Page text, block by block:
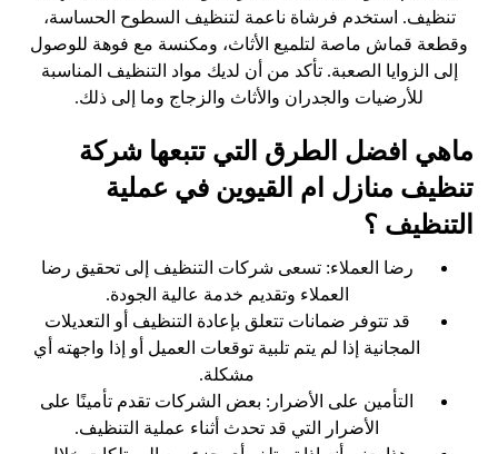
تنظيف. استخدم فرشاة ناعمة لتنظيف السطوح الحساسة،
وقطعة قماش ماصة لتلميع الأثاث، ومكنسة مع فوهة للوصول
إلى الزوايا الصعبة. تأكد من أن لديك مواد التنظيف المناسبة
للأرضيات والجدران والأثاث والزجاج وما إلى ذلك.
ماهي افضل الطرق التي تتبعها شركة
تنظيف منازل ام القيوين في عملية
التنظيف ؟
رضا العملاء: تسعى شركات التنظيف إلى تحقيق رضا
العملاء وتقديم خدمة عالية الجودة.
قد تتوفر ضمانات تتعلق بإعادة التنظيف أو التعديلات
المجانية إذا لم يتم تلبية توقعات العميل أو إذا واجهته أي
مشكلة.
التأمين على الأضرار: بعض الشركات تقدم تأمينًا على
الأضرار التي قد تحدث أثناء عملية التنظيف.